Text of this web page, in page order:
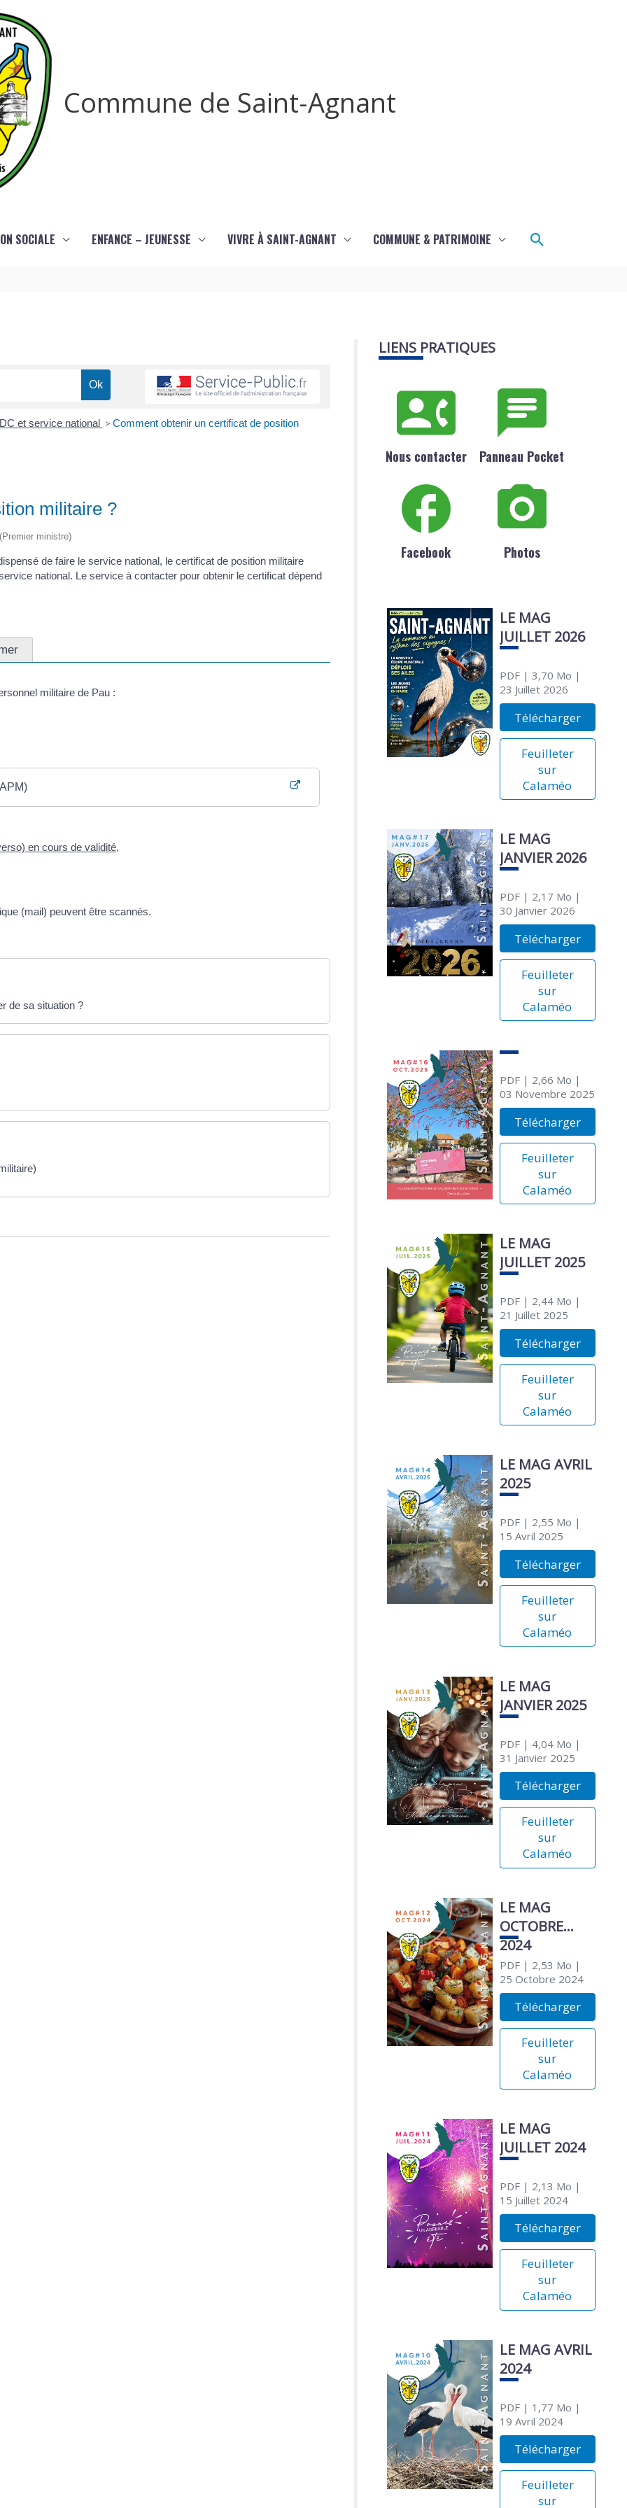
Commune de Saint-Agnant
SOCIALE ENFANCE – JEUNESSE VIVRE À SAINT-AGNANT COMMUNE & PATRIMOINE Rechercher
et service national > Comment obtenir un certificat de position
militaire ?
ministre)
de faire le service national, le certificat de position militaire
national. Le service à contacter pour obtenir le certificat dépend
militaire de Pau :
en cours de validité,
(mail) peuvent être scannés.
de sa situation ?
LIENS PRATIQUES
Nous contacter Panneau Pocket
Facebook Photos
LE MAG
JUILLET 2026
PDF| 3,70 Mo |
23 Juillet 2026
Télécharger
Feuilleter
sur
Calaméo
LE MAG
JANVIER 2026
PDF| 2,17 Mo |
30 Janvier 2026
Télécharger
Feuilleter
sur
Calaméo
PDF| 2,66 Mo |
03 Novembre 2025
Télécharger
Feuilleter
sur
Calaméo
LE MAG
JUILLET 2025
PDF| 2,44 Mo |
21 Juillet 2025
Télécharger
Feuilleter
sur
Calaméo
LE MAG AVRIL
2025
PDF| 2,55 Mo |
15 Avril 2025
Télécharger
Feuilleter
sur
Calaméo
LE MAG
JANVIER 2025
PDF| 4,04 Mo |
31 Janvier 2025
Télécharger
Feuilleter
sur
Calaméo
LE MAG
OCTOBRE
2024
PDF| 2,53 Mo |
25 Octobre 2024
Télécharger
Feuilleter
sur
Calaméo
LE MAG
JUILLET 2024
PDF| 2,13 Mo |
15 Juillet 2024
Télécharger
Feuilleter
sur
Calaméo
LE MAG AVRIL
2024
PDF| 1,77 Mo |
19 Avril 2024
Télécharger
Feuilleter
sur